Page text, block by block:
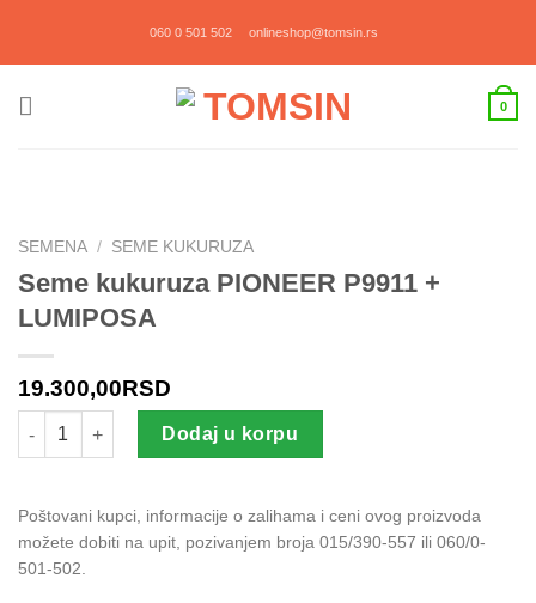
060 0 501 502 onlineshop@tomsin.rs
0
SEMENA / SEME KUKURUZA
Seme kukuruza PIONEER P9911 +
LUMIPOSA
19.300,00RSD
Seme kukuruza PIONEER P9911 + LUMIPOSA količina
Dodaj u korpu
Poštovani kupci, informacije o zalihama i ceni ovog proizvoda
možete dobiti na upit, pozivanjem broja 015/390-557 ili 060/0-
501-502.